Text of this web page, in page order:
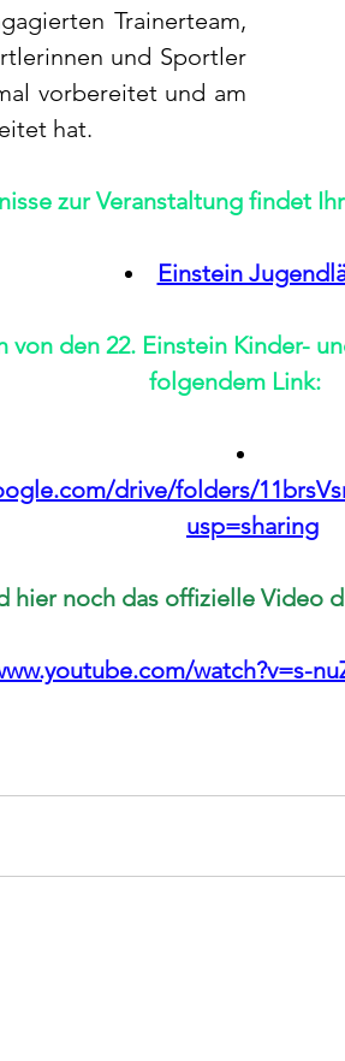
Trainerteam,
und Sportler
vorbereitet und am
hat.
zur Veranstaltung findet
Einstein
von den 22. Einstein Kinder-
folgendem Link:
drive/folders/
usp=sharing
hier noch das offizielle Video
watch?v=s-